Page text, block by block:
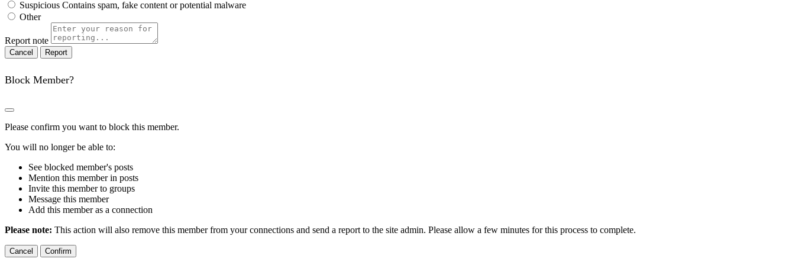
Suspicious Contains spam, fake content or potential malware
Other
Report note
Report
Block Member?
Please confirm you want to block this member.
You will no longer be able to:
See blocked member's posts
Mention this member in posts
Invite this member to groups
Message this member
Add this member as a connection
Please note: This action will also remove this member from your connections and send a report to the site admin. Please allow a few minutes for this process to complete.
Confirm